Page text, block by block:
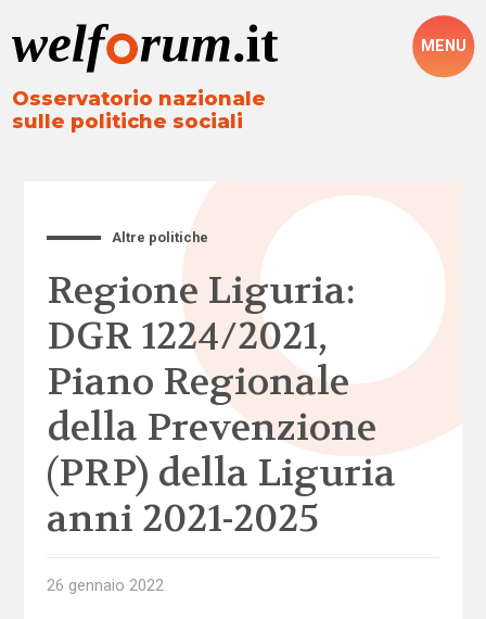
Osservatorio nazionale
sulle politiche sociali
MENU
Altre politiche
Regione Liguria:
DGR 1224/2021,
Piano Regionale
della Prevenzione
(PRP) della Liguria
anni 2021-2025
26 gennaio 2022